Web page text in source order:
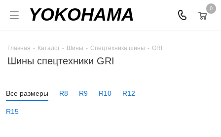
YOKOHAMA 0
Главная - Каталог - Шины - Спецтехника шины - GRI
Шины спецтехники GRI
Все размеры R8 R9 R10 R12
R15